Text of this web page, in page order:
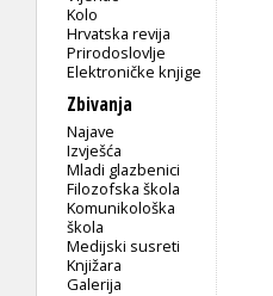
Kolo
Hrvatska revija
Prirodoslovlje
Elektroničke knjige
Zbivanja
Najave
Izvješća
Mladi glazbenici
Filozofska škola
Komunikološka
škola
Medijski susreti
Knjižara
Galerija